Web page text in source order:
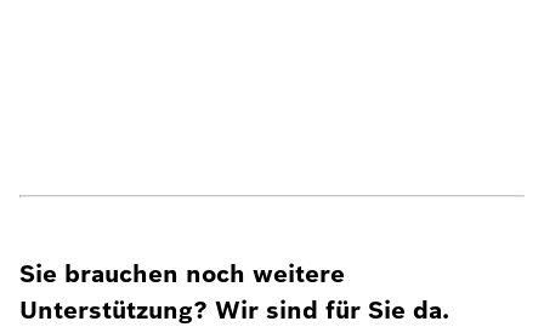
Sie brauchen noch weitere
Unterstützung? Wir sind für Sie da.